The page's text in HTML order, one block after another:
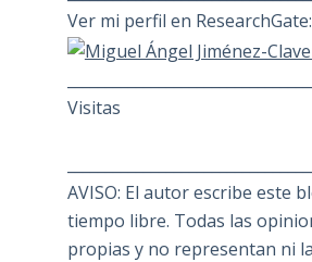
Ver mi perfil en ResearchGate:
Visitas
AVISO: El autor escribe este
tiempo libre. Todas las
propias y no representan ni